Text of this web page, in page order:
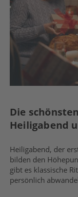
Die
Heiligabend
Heiligabend, der
bilden den
gibt es klassische
persönlich